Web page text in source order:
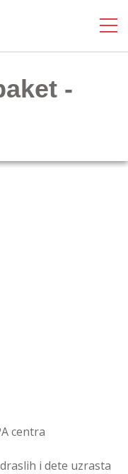
-
centra
i dete uzrasta